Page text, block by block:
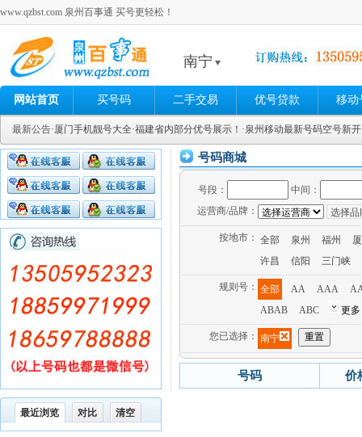
www.qzbst.com 泉州百事通 买号更轻松！
南宁
网站首页 买号码 二手交易 优号贷款 移动
最新公告·厦门手机靓号大全·福建省内部分优号展示！ ·泉州移动最新号码空号新
最近浏览 对比 清空
号码商城
号段：
中间：
运营商/品牌：
按地市： 全部 泉州 福州
许昌
信阳 三门峡
规则号： 全部 AA AAA
ABAB
ABC 更多
您已选择： 南宁
号码 价